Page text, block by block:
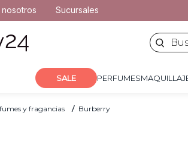
Sucursales
Buscar
SALE PERFUMES
y fragancias Burberry